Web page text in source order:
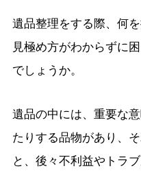
遺品整理をする際、何
見極め方がわからずに
でしょうか。
遺品の中には、重要な
たりする品物があり、
と、後々不利益やトラ